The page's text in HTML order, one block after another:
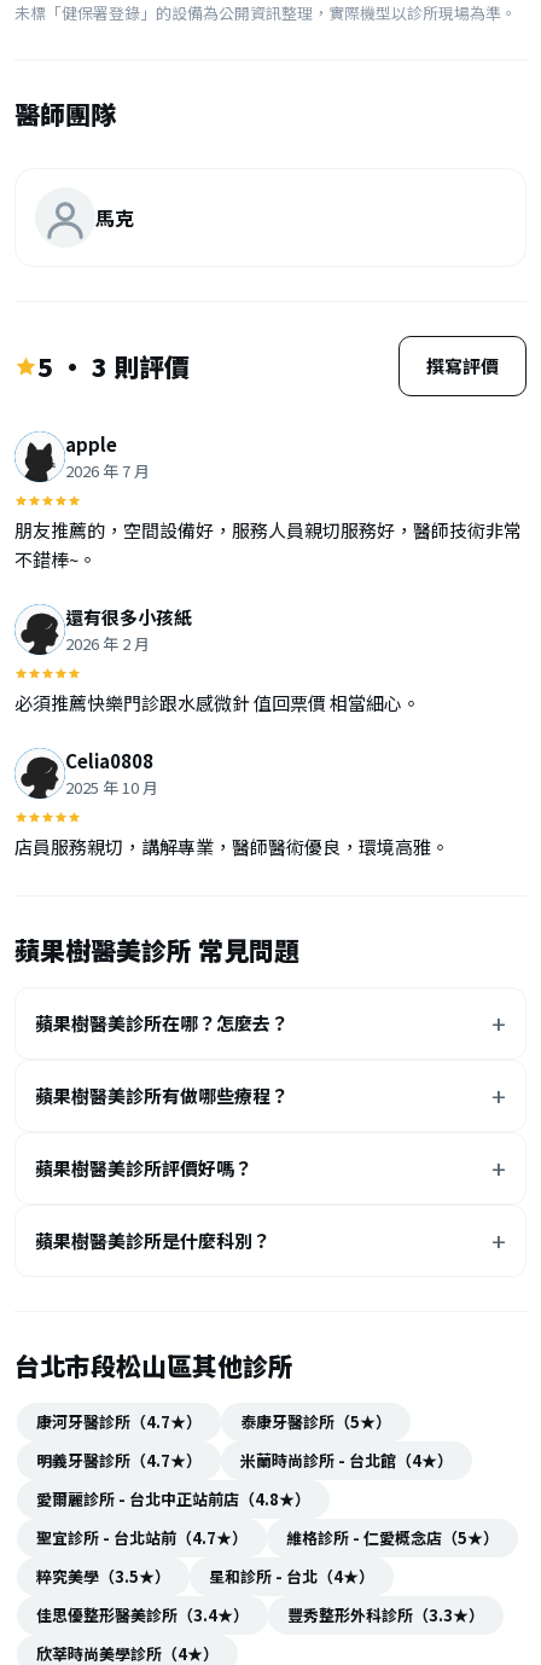
未標「健保署登錄」的設備為公開資訊整理，實際機型以診所現場為準。
醫師團隊
馬克
5 · 3 則評價 撰寫評價
apple
2026 年 7 月
朋友推薦的，空間設備好，服務人員親切服務好，醫師技術非常
不錯棒~。
還有很多小孩紙
2026 年 2 月
必須推薦快樂門診跟水感微針 值回票價 相當細心。
Celia0808
2025 年 10 月
店員服務親切，講解專業，醫師醫術優良，環境高雅。
蘋果樹醫美診所 常見問題
蘋果樹醫美診所在哪？怎麼去？
蘋果樹醫美診所有做哪些療程？
蘋果樹醫美診所評價好嗎？
蘋果樹醫美診所是什麼科別？
台北市段松山區其他診所
康河牙醫診所（4.7★）
泰康牙醫診所（5★）
明義牙醫診所（4.7★）
米蘭時尚診所 - 台北館（4★）
愛爾麗診所 - 台北中正站前店（4.8★）
聖宜診所 - 台北站前（4.7★）
維格診所 - 仁愛概念店（5★）
粹究美學（3.5★）
星和診所 - 台北（4★）
佳思優整形醫美診所（3.4★）
豐秀整形外科診所（3.3★）
欣莘時尚美學診所（4★）